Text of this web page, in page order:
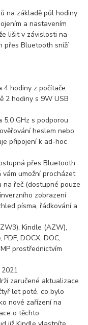
na základě půl hodiny
a nastavením
lišit v závislosti na
přes Bluetooth sníží
4 hodiny z počítače
2 hodiny s 9W USB
5,0 GHz s podporou
heslem nebo
připojení k ad-hoc
přes Bluetooth
umožní procházet
na řeč (dostupné pouze
zobrazení
písma, řádkování a
Kindle (AZW),
DOCX, DOC,
prostřednictvím
zaručené aktualizace
let poté, co bylo
nové zařízení na
o těchto